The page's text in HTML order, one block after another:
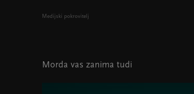
Medijski pokrovitelj
Morda vas zanima tudi